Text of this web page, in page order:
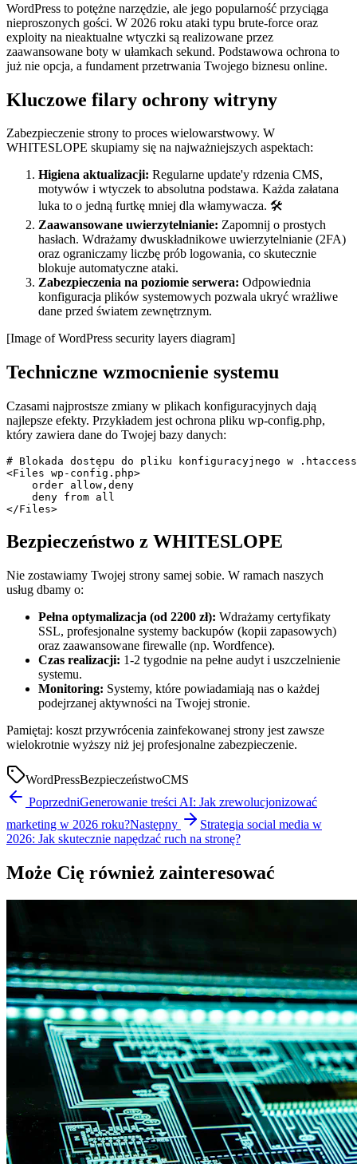
WordPress to potężne narzędzie, ale jego popularność przyciąga
nieproszonych gości. W 2026 roku ataki typu brute-force oraz
exploity na nieaktualne wtyczki są realizowane przez
zaawansowane boty w ułamkach sekund. Podstawowa ochrona to
już nie opcja, a fundament przetrwania Twojego biznesu online.
Kluczowe filary ochrony witryny
Zabezpieczenie strony to proces wielowarstwowy. W
WHITESLOPE skupiamy się na najważniejszych aspektach:
Higiena aktualizacji: Regularne update'y rdzenia CMS,
motywów i wtyczek to absolutna podstawa. Każda załatana
luka to o jedną furtkę mniej dla włamywacza. 🛠️
Zaawansowane uwierzytelnianie: Zapomnij o prostych
hasłach. Wdrażamy dwuskładnikowe uwierzytelnianie (2FA)
oraz ograniczamy liczbę prób logowania, co skutecznie
blokuje automatyczne ataki.
Zabezpieczenia na poziomie serwera: Odpowiednia
konfiguracja plików systemowych pozwala ukryć wrażliwe
dane przed światem zewnętrznym.
[Image of WordPress security layers diagram]
Techniczne wzmocnienie systemu
Czasami najprostsze zmiany w plikach konfiguracyjnych dają
najlepsze efekty. Przykładem jest ochrona pliku wp-config.php,
który zawiera dane do Twojej bazy danych:
# Blokada dostępu do pliku konfiguracyjnego w .htaccess
<Files wp-config.php>
    order allow,deny
    deny from all
Bezpieczeństwo z WHITESLOPE
Nie zostawiamy Twojej strony samej sobie. W ramach naszych
usług dbamy o:
Pełna optymalizacja (od 2200 zł): Wdrażamy certyfikaty
SSL, profesjonalne systemy backupów (kopii zapasowych)
oraz zaawansowane firewalle (np. Wordfence).
Czas realizacji: 1-2 tygodnie na pełne audyt i uszczelnienie
systemu.
Monitoring: Systemy, które powiadamiają nas o każdej
podejrzanej aktywności na Twojej stronie.
Pamiętaj: koszt przywrócenia zainfekowanej strony jest zawsze
wielokrotnie wyższy niż jej profesjonalne zabezpieczenie.
WordPressBezpieczeństwoCMS
PoprzedniGenerowanie treści AI: Jak zrewolucjonizować
marketing w 2026 roku?Następny
Strategia social media w
2026: Jak skutecznie napędzać ruch na stronę?
Może Cię również zainteresować